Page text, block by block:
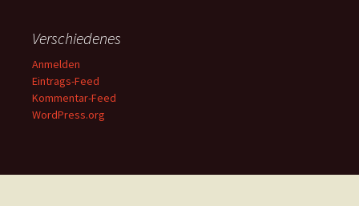
Verschiedenes
Anmelden
Eintrags-Feed
Kommentar-Feed
WordPress.org